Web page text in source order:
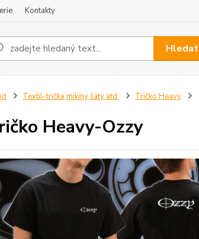
Kontakty
Hledat
Textil-trička,mikiny šaty atd. Tričko Heavy
Heavy-Ozzy